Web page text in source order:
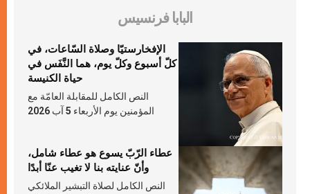
البابا فرنسيس
الإفخارستيّا وصلاة السّاعات، في
كلّ أسبوع وكلّ يوم، هما النَّفَس في
حياة الكنيسة
النص الكامل للمقابلة العامّة مع
المؤمنين يوم الأربعاء 5 آب 2026
عطاء الرّبّ يسوع هو عطاء شامل،
وأنّ عنايته بنا لا تغيب عنّا أبدًا
النص الكامل لصلاة التبشير الملائكي